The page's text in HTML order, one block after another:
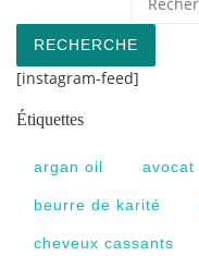
RECHERCHE
[instagram-feed]
Étiquettes
argan oil avocat
beurre de karité
cheveux cassants